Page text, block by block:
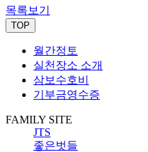
목록보기
TOP
월간정토
실천장소 소개
삼보수호비
기부금영수증
FAMILY SITE
JTS
좋은벗들